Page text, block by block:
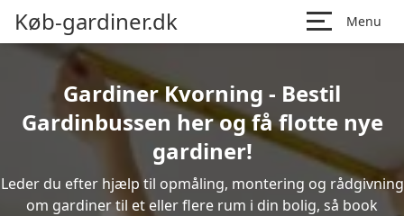
Køb-gardiner.dk Menu
Gardiner Kvorning - Bestil
Gardinbussen her og få flotte nye
gardiner!
Leder du efter hjælp til opmåling, montering og rådgivning
om gardiner til et eller flere rum i din bolig, så book